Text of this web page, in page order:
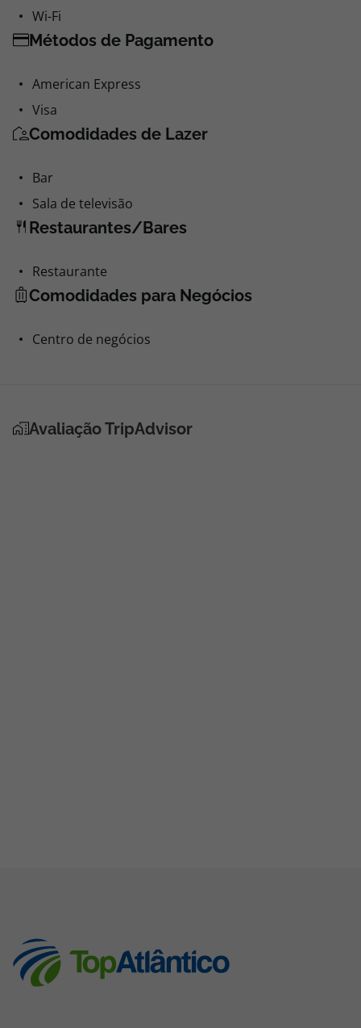
Wi-Fi
Métodos de Pagamento
American Express
Visa
Comodidades de Lazer
Bar
Sala de televisão
Restaurantes/Bares
Restaurante
Comodidades para Negócios
Centro de negócios
Avaliação TripAdvisor